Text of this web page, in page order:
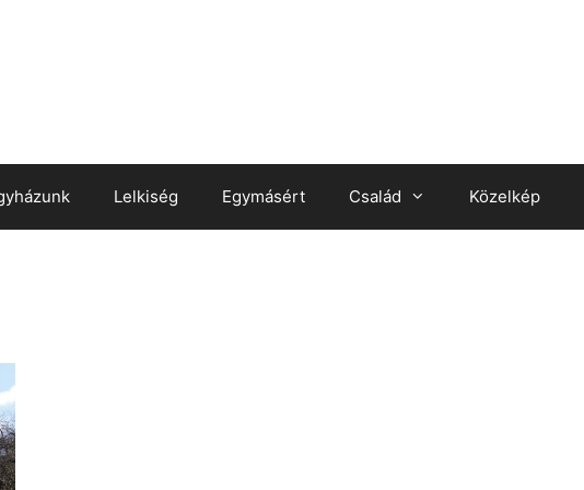
Lelkiség Egymásért Család Közelkép